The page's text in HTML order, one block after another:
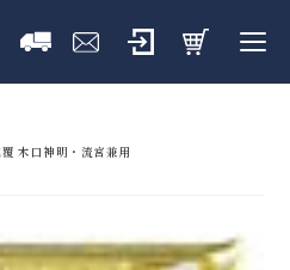
覆 木口神明・流宮兼用